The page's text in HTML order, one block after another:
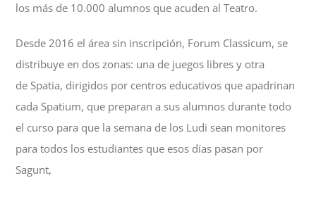
los más de 10.000 alumnos que acuden al Teatro.
Desde 2016 el área sin inscripción, Forum Classicum, se
distribuye en dos zonas: una de juegos libres y otra
de Spatia, dirigidos por centros educativos que apadrinan
cada Spatium, que preparan a sus alumnos durante todo
el curso para que la semana de los Ludi sean monitores
para todos los estudiantes que esos días pasan por
Sagunt,